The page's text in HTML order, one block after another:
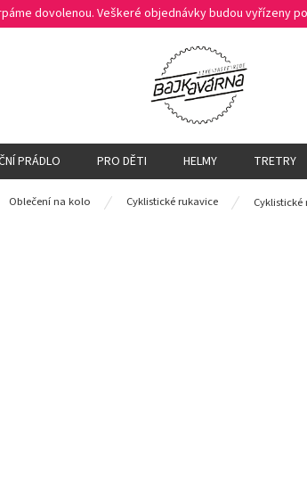
dovolenou. Veškeré objednávky budou vyřízeny
PRÁDLO PRO DĚTI HELMY TRETRY
Oblečení na kolo Cyklistické rukavice Cyklistické